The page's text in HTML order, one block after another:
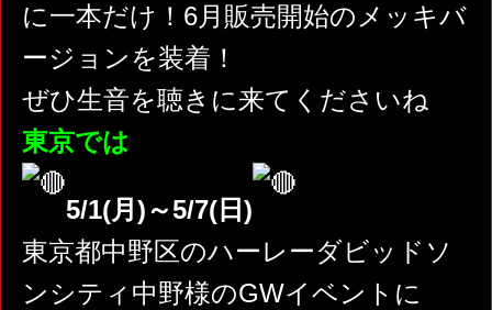
に一本だけ！6月販売開始のメッキバ
ージョンを装着！
ぜひ生音を聴きに来てくださいね
東京では
5/1(月)～5/7(日)
東京都中野区のハーレーダビッドソ
ンシティ中野様のGWイベントに